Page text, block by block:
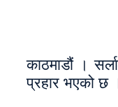
काठमाडौं ।
प्रहार भएको छ